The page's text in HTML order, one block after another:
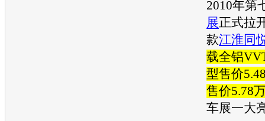
2010年第
展正式拉
款江淮同
载全铝
型售价
售价5.78
车展一大